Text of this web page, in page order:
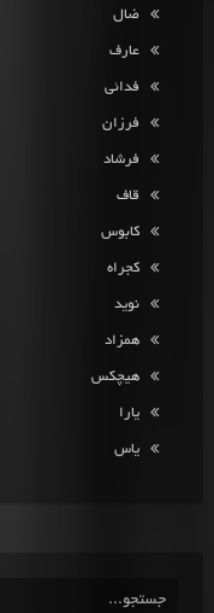
ضال
عارف
فدائی
فرزان
فرشاد
قاف
کابوس
کجراه
نوید
همزاد
هیچکس
یارا
یاس